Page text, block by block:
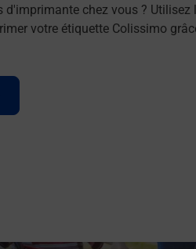
d'imprimante chez vous ? Utilisez
votre étiquette Colissimo